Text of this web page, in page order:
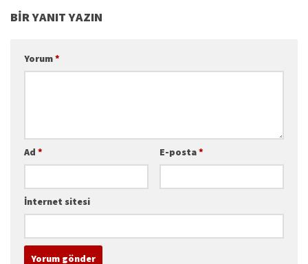
BIR YANIT YAZIN
Yorum*
Ad * E-posta*
İnternet sitesi